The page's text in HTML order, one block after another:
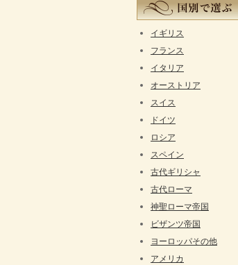
イギリス
フランス
イタリア
オーストリア
スイス
ドイツ
ロシア
スペイン
古代ギリシャ
古代ローマ
神聖ローマ帝国
ビザンツ帝国
ヨーロッパその他
アメリカ